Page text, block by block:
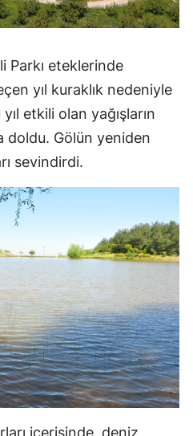
Parkı eteklerinde
yıl kuraklık nedeniyle
etkili olan yağışların
doldu. Gölün yeniden
sevindirdi.
içerisinde, deniz